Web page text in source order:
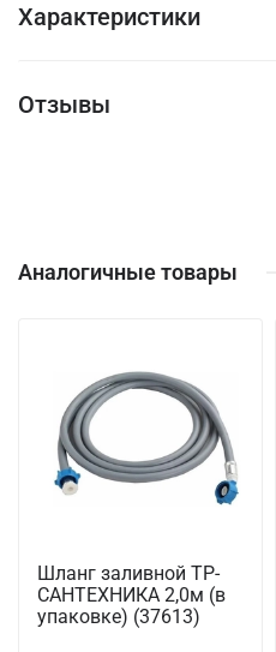
Характеристики
Отзывы
Аналогичные товары
Шланг заливной ТР-
САНТЕХНИКА 2,0м (в
упаковке) (37613)